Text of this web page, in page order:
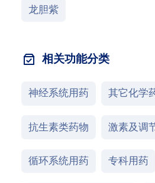
龙胆紫
相关功能分类
神经系统用药 其它化学
抗生素类药物 激素及调
循环系统用药 专科用药